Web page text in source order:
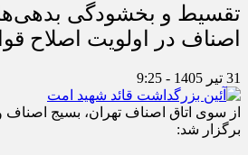
تقسیط و بخشودگی
اصناف در اولویت اصلاح
31 تیر 1405 - 9:25
از سوی اتاق اصناف تهران، بسیج اصناف
برگزار شد: